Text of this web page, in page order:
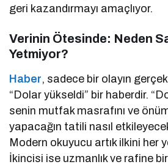
geri kazandırmayı amaçlıyor.
Verinin Ötesinde: Neden
Yetmiyor?
Haber, sadece bir olayın
“Dolar yükseldi” bir haberdir.
senin mutfak masrafını ve
yapacağın tatili nasıl
Modern okuyucu artık ilkini her
İkincisi ise uzmanlık ve rafine bir